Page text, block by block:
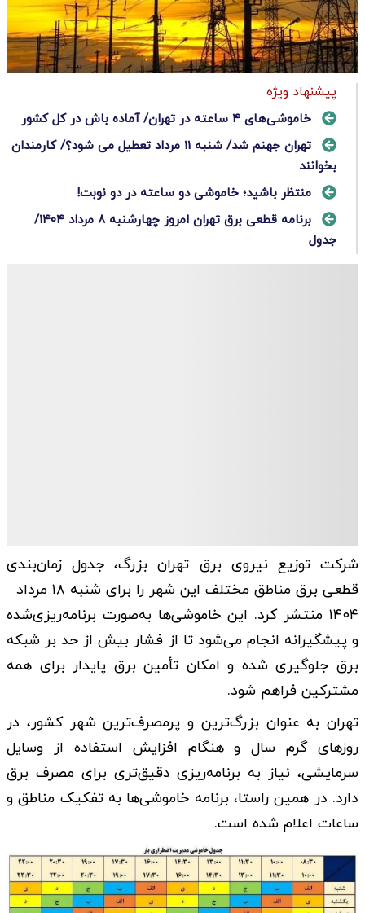
پیشنهاد ویژه
خاموشی‌های ۴ ساعته در تهران/ آماده باش در کل کشور
تهران جهنم شد/ شنبه 11 مرداد تعطیل می شود؟/ کارمندان
بخوانند
منتظر باشید؛ خاموشی دو ساعته در دو نوبت!
برنامه قطعی برق تهران امروز چهارشنبه ۸ مرداد ۱۴۰۴/
جدول
شرکت توزیع نیروی برق تهران بزرگ، جدول زمان‌بندی
قطعی برق مناطق مختلف این شهر را برای شنبه ۱۸ مرداد
۱۴۰۴ منتشر کرد. این خاموشی‌ها به‌صورت برنامه‌ریزی‌شده
و پیشگیرانه انجام می‌شود تا از فشار بیش از حد بر شبکه
برق جلوگیری شده و امکان تأمین برق پایدار برای همه
مشترکین فراهم شود.
تهران به عنوان بزرگ‌ترین و پرمصرف‌ترین شهر کشور، در
روزهای گرم سال و هنگام افزایش استفاده از وسایل
سرمایشی، نیاز به برنامه‌ریزی دقیق‌تری برای مصرف برق
دارد. در همین راستا، برنامه خاموشی‌ها به تفکیک مناطق و
ساعات اعلام شده است.